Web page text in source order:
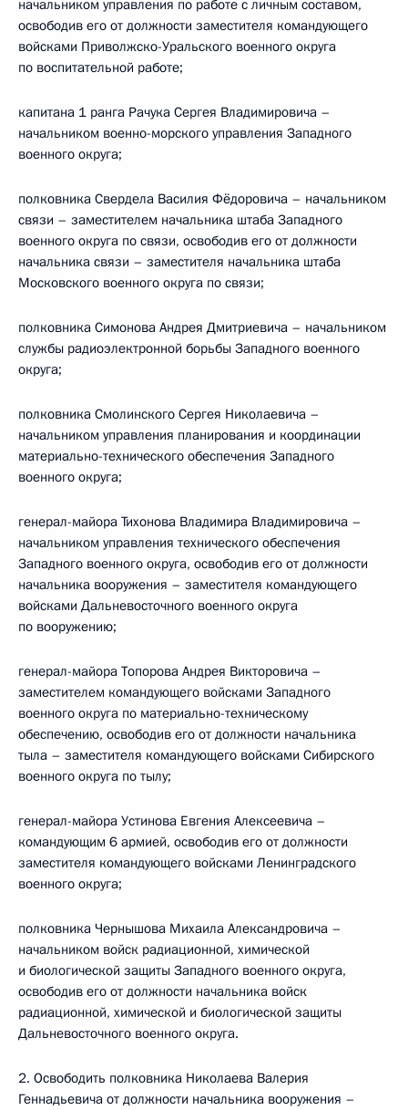
начальником управления по работе с личным составом,
освободив его от должности заместителя командующего
войсками Приволжско-Уральского военного округа
по воспитательной работе;
капитана 1 ранга Рачука Сергея Владимировича –
начальником военно-морского управления Западного
военного округа;
полковника Свердела Василия Фёдоровича – начальником
связи – заместителем начальника штаба Западного
военного округа по связи, освободив его от должности
начальника связи – заместителя начальника штаба
Московского военного округа по связи;
полковника Симонова Андрея Дмитриевича – начальником
службы радиоэлектронной борьбы Западного военного
округа;
полковника Смолинского Сергея Николаевича –
начальником управления планирования и координации
материально-технического обеспечения Западного
военного округа;
генерал-майора Тихонова Владимира Владимировича –
начальником управления технического обеспечения
Западного военного округа, освободив его от должности
начальника вооружения – заместителя командующего
войсками Дальневосточного военного округа
по вооружению;
генерал-майора Топорова Андрея Викторовича –
заместителем командующего войсками Западного
военного округа по материально-техническому
обеспечению, освободив его от должности начальника
тыла – заместителя командующего войсками Сибирского
военного округа по тылу;
генерал-майора Устинова Евгения Алексеевича –
командующим 6 армией, освободив его от должности
заместителя командующего войсками Ленинградского
военного округа;
полковника Чернышова Михаила Александровича –
начальником войск радиационной, химической
и биологической защиты Западного военного округа,
освободив его от должности начальника войск
радиационной, химической и биологической защиты
Дальневосточного военного округа.
2. Освободить полковника Николаева Валерия
Геннадьевича от должности начальника вооружения –